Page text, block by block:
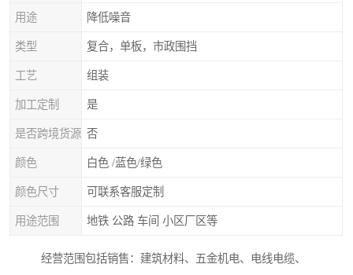
用途 降低噪音
类型 复合，单板，市政围挡
工艺 组装
加工定制 是
是否跨境货源 否
颜色 白色 /蓝色/绿色
颜色尺寸 可联系客服定制
用途范围 地铁 公路 车间 小区厂区等
经营范围包括销售：建筑材料、五金机电、电线电缆、